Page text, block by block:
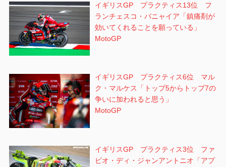
イギリスGP プラクティス13位 フ
ランチェスコ・バニャイア「鎮痛剤が
効いてくれることを願っている」
MotoGP
イギリスGP プラクティス6位 マル
ク・マルケス「トップ5からトップ7の
争いに加われると思う」
MotoGP
イギリスGP プラクティス3位 ファ
ビオ・ディ・ジャンアントニオ「アプ